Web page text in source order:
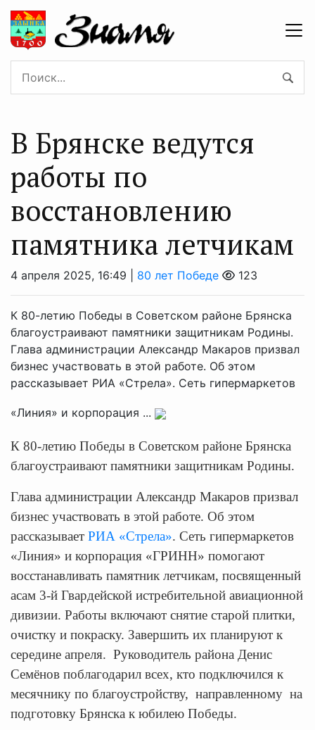
В Брянске ведутся
работы по
восстановлению
памятника летчикам
4 апреля 2025, 16:49 | 80 лет Победе 123
К 80-летию Победы в Советском районе Брянска
благоустраивают памятники защитникам Родины.
Глава администрации Александр Макаров призвал
бизнес участвовать в этой работе. Об этом
рассказывает РИА «Стрела». Сеть гипермаркетов
«Линия» и корпорация ...
К 80-летию Победы в Советском районе Брянска
благоустраивают памятники защитникам Родины.
Глава администрации Александр Макаров призвал
бизнес участвовать в этой работе. Об этом
рассказывает РИА «Стрела». Сеть гипермаркетов
«Линия» и корпорация «ГРИНН» помогают
восстанавливать памятник летчикам, посвященный
асам 3-й Гвардейской истребительной авиационной
дивизии. Работы включают снятие старой плитки,
очистку и покраску. Завершить их планируют к
середине апреля. Руководитель района Денис
Семёнов поблагодарил всех, кто подключился к
месячнику по благоустройству, направленному на
подготовку Брянска к юбилею Победы.